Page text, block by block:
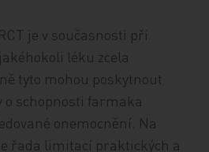
je v současnosti při
léku zcela
tyto mohou poskytnout
o schopnosti farmaka
onemocnění. Na
řada limitací praktických a